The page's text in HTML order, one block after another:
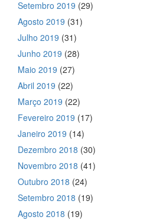
Setembro 2019 (29)
Agosto 2019 (31)
Julho 2019 (31)
Junho 2019 (28)
Maio 2019 (27)
Abril 2019 (22)
Março 2019 (22)
Fevereiro 2019 (17)
Janeiro 2019 (14)
Dezembro 2018 (30)
Novembro 2018 (41)
Outubro 2018 (24)
Setembro 2018 (19)
Agosto 2018 (19)